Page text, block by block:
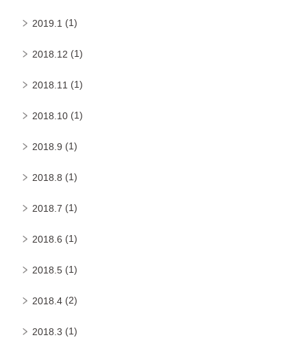
2019.1 (1)
2018.12 (1)
2018.11 (1)
2018.10 (1)
2018.9 (1)
2018.8 (1)
2018.7 (1)
2018.6 (1)
2018.5 (1)
2018.4 (2)
2018.3 (1)